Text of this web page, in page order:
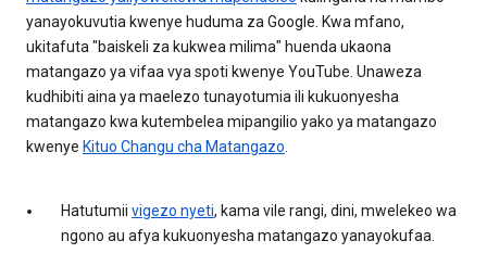
yanayokuvutia kwenye huduma za Google. Kwa mfano,
ukitafuta "baiskeli za kukwea milima" huenda ukaona
matangazo ya vifaa vya spoti kwenye YouTube. Unaweza
kudhibiti aina ya maelezo tunayotumia ili kukuonyesha
matangazo kwa kutembelea mipangilio yako ya matangazo
kwenye Kituo Changu cha Matangazo
Hatutumii vigezo nyeti, kama vile rangi, dini, mwelekeo wa
ngono au afya kukuonyesha matangazo yanayokufaa.